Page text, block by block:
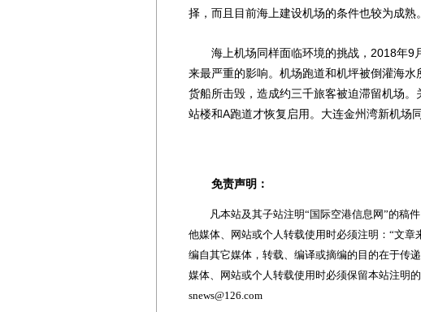
择，而且目前海上建设机场的条件也较为成熟。
海上机场同样面临环境的挑战，2018年9
来最严重的影响。机场跑道和机坪被倒灌海
货船所击毁，造成约三千旅客被迫滞留机场
站楼和A跑道才恢复启用。大连金州湾新机场
免责声明：
凡本站及其子站注明“国际空港信息网”的稿件
他媒体、网站或个人转载使用时必须注明：“文
编自其它媒体，转载、编译或摘编的目的在于传
媒体、网站或个人转载使用时必须保留本站注明
snews@126.com